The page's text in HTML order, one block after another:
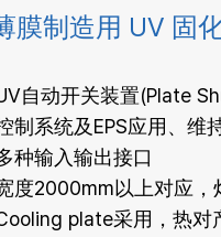
膜制造用 UV 固
自动开关装置(Plate
制系统及EPS应用、维
种输入输出接口
度2000mm以上对应，
plate采用，热对